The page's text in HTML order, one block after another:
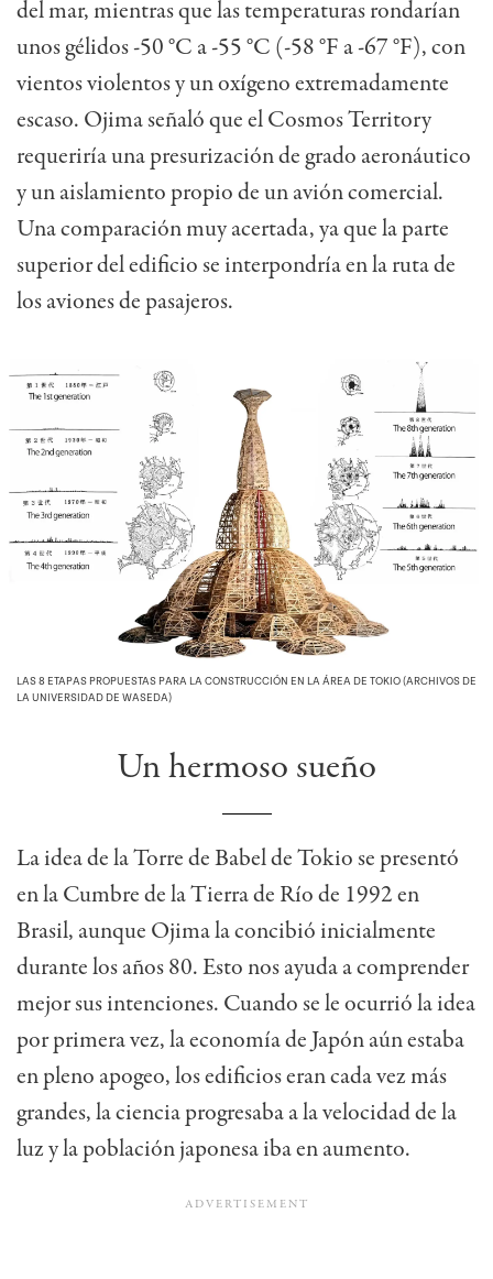
del mar, mientras que las temperaturas rondarían
unos gélidos -50 °C a -55 °C (-58 °F a -67 °F), con
vientos violentos y un oxígeno extremadamente
escaso. Ojima señaló que el Cosmos Territory
requeriría una presurización de grado aeronáutico
y un aislamiento propio de un avión comercial.
Una comparación muy acertada, ya que la parte
superior del edificio se interpondría en la ruta de
los aviones de pasajeros.
LAS 8 ETAPAS PROPUESTAS PARA LA CONSTRUCCIÓN EN LA ÁREA DE TOKIO (ARCHIVOS DE
LA UNIVERSIDAD DE WASEDA)
Un hermoso sueño
La idea de la Torre de Babel de Tokio se presentó
en la Cumbre de la Tierra de Río de 1992 en
Brasil, aunque Ojima la concibió inicialmente
durante los años 80. Esto nos ayuda a comprender
mejor sus intenciones. Cuando se le ocurrió la idea
por primera vez, la economía de Japón aún estaba
en pleno apogeo, los edificios eran cada vez más
grandes, la ciencia progresaba a la velocidad de la
luz y la población japonesa iba en aumento.